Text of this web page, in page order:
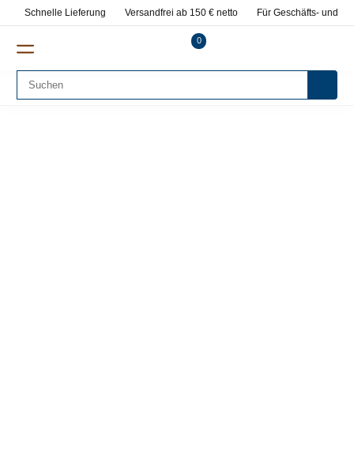
Schnelle Lieferung Versandfrei ab 150 € netto Für Geschäfts- und
0